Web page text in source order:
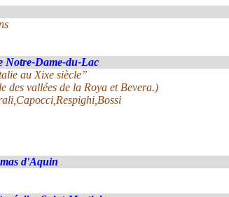
Notre-Dame-du-Lac
au Xixe siècle”
des vallées de la Roya et Bevera.)
d'Aquin